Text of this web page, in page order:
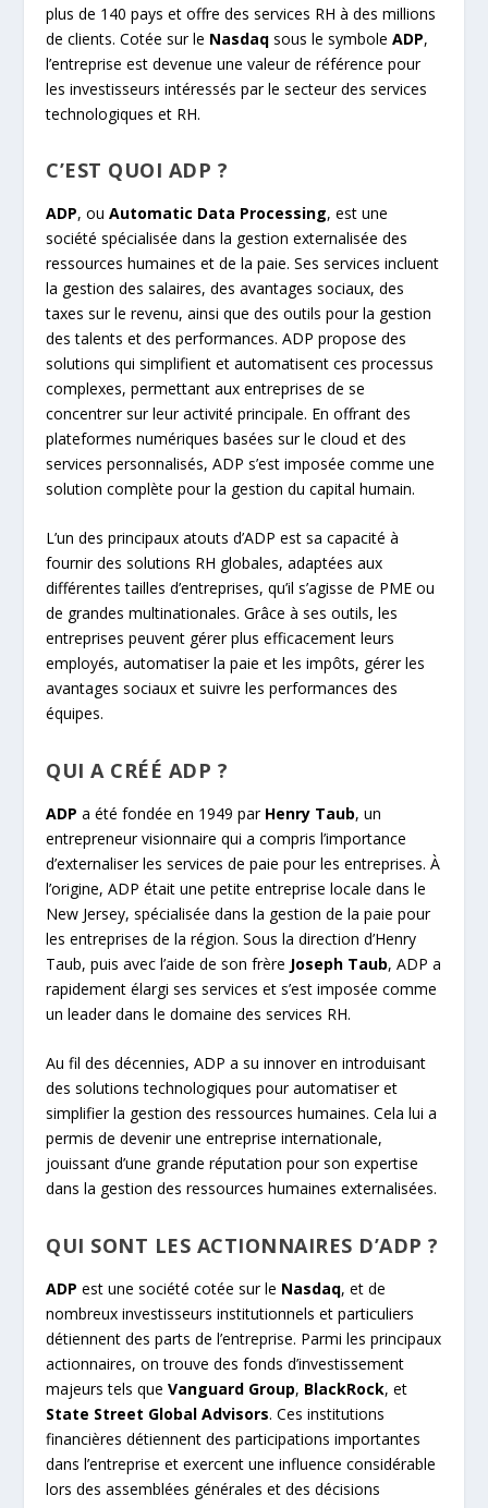
plus de 140 pays et offre des services RH à des millions
de clients. Cotée sur le Nasdaq sous le symboleADP,
l’entreprise est devenue une valeur de référence pour
les investisseurs intéressés par le secteur des services
technologiques et RH.
C’EST QUOI ADP ?
ADP, ouAutomatic Data Processing, est une
société spécialisée dans la gestion externalisée des
ressources humaines et de la paie. Ses services incluent
la gestion des salaires, des avantages sociaux, des
taxes sur le revenu, ainsi que des outils pour la gestion
des talents et des performances. ADP propose des
solutions qui simplifient et automatisent ces processus
complexes, permettant aux entreprises de se
concentrer sur leur activité principale. En offrant des
plateformes numériques basées sur le cloud et des
services personnalisés, ADP s’est imposée comme une
solution complète pour la gestion du capital humain.
L’un des principaux atouts d’ADP est sa capacité à
fournir des solutions RH globales, adaptées aux
différentes tailles d’entreprises, qu’il s’agisse de PME ou
de grandes multinationales. Grâce à ses outils, les
entreprises peuvent gérer plus efficacement leurs
employés, automatiser la paie et les impôts, gérer les
avantages sociaux et suivre les performances des
équipes.
QUI A CRÉÉ ADP ?
ADP a été fondée en 1949 par Henry Taub, un
entrepreneur visionnaire qui a compris l’importance
d’externaliser les services de paie pour les entreprises. À
l’origine, ADP était une petite entreprise locale dans le
New Jersey, spécialisée dans la gestion de la paie pour
les entreprises de la région. Sous la direction d’Henry
Taub, puis avec l’aide de son frère Joseph Taub, ADP a
rapidement élargi ses services et s’est imposée comme
un leader dans le domaine des services RH.
Au fil des décennies, ADP a su innover en introduisant
des solutions technologiques pour automatiser et
simplifier la gestion des ressources humaines. Cela lui a
permis de devenir une entreprise internationale,
jouissant d’une grande réputation pour son expertise
dans la gestion des ressources humaines externalisées.
QUI SONT LES ACTIONNAIRES D’ADP ?
ADP est une société cotée sur le Nasdaq, et de
nombreux investisseurs institutionnels et particuliers
détiennent des parts de l’entreprise. Parmi les principaux
actionnaires, on trouve des fonds d’investissement
majeurs tels queVanguard Group, BlackRock, et
State Street Global Advisors. Ces institutions
financières détiennent des participations importantes
dans l’entreprise et exercent une influence considérable
lors des assemblées générales et des décisions